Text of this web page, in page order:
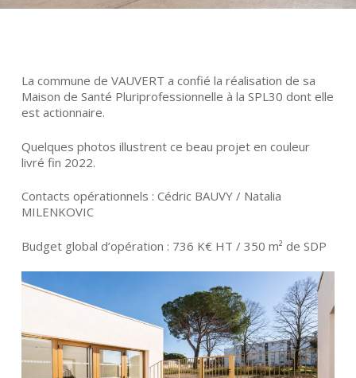
La commune de VAUVERT a confié la réalisation de sa
Maison de Santé Pluriprofessionnelle à la SPL30 dont elle
est actionnaire.
Quelques photos illustrent ce beau projet en couleur
livré fin 2022.
Contacts opérationnels : Cédric BAUVY / Natalia
MILENKOVIC
Budget global d’opération : 736 K€ HT / 350 m² de SDP